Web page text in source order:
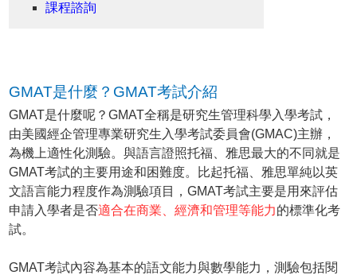
課程諮詢
GMAT是什麼？GMAT考試介紹
GMAT是什麼呢？GMAT全稱是研究生管理科學入學考試，
由美國經企管理專業研究生入學考試委員會(GMAC)主辦，
為機上適性化測驗。與語言證照托福、雅思最大的不同就是
GMAT考試的主要用途和困難度。比起托福、雅思單純以英
文語言能力程度作為測驗項目，GMAT考試主要是用來評估
申請入學者是否適合在商業、經濟和管理等能力的標準化考
試。
GMAT考試內容為基本的語文能力與數學能力，測驗包括閱